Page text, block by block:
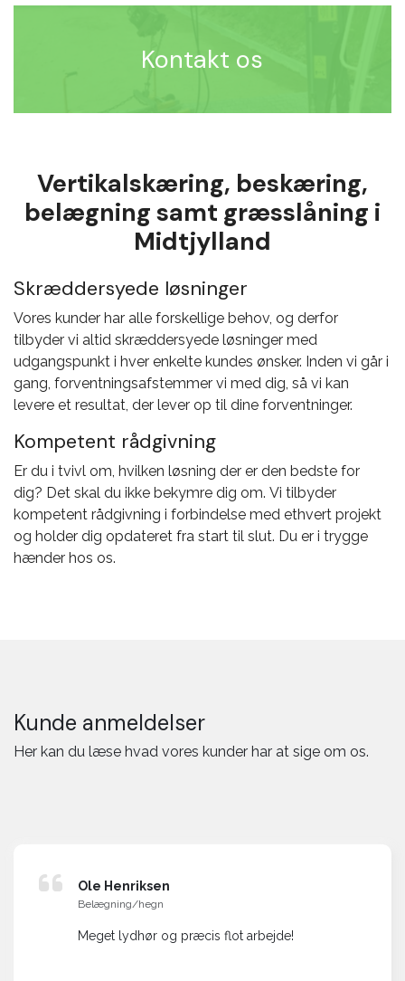
Kontakt os
Vertikalskæring, beskæring,
belægning samt græsslåning i
Midtjylland
Skræddersyede løsninger
Vores kunder har alle forskellige behov, og derfor
tilbyder vi altid skræddersyede løsninger med
udgangspunkt i hver enkelte kundes ønsker. Inden vi går i
gang, forventningsafstemmer vi med dig, så vi kan
levere et resultat, der lever op til dine forventninger.
Kompetent rådgivning
Er du i tvivl om, hvilken løsning der er den bedste for
dig? Det skal du ikke bekymre dig om. Vi tilbyder
kompetent rådgivning i forbindelse med ethvert projekt
og holder dig opdateret fra start til slut. Du er i trygge
hænder hos os.
Kunde anmeldelser
Her kan du læse hvad vores kunder har at sige om os.
Ole Henriksen
Belægning/hegn
Meget lydhør og præcis flot arbejde!